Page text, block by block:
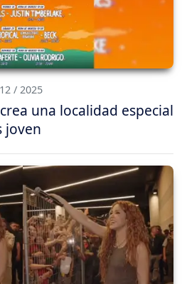
/ 2025
una localidad especial
joven